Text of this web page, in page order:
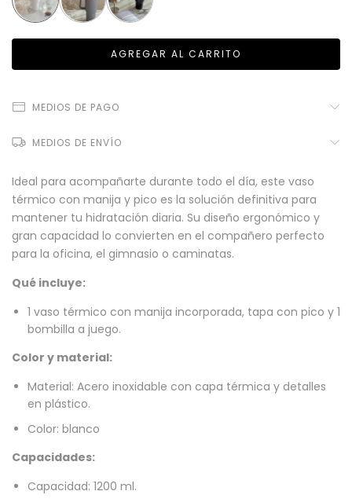
MEDIOS DE PAGO
MEDIOS DE ENVÍO
Ideal para acompañarte durante todo el día, este vaso
térmico con manija y pico es la solución definitiva para
mantener tu hidratación diaria. Su diseño ergonómico y
gran capacidad lo convierten en el compañero perfecto
para la oficina, el gimnasio o caminatas.
Qué incluye:
1 vaso térmico con manija incorporada, tapa con pico y 1
bombilla a juego.
Color y material:
Material: Acero inoxidable con capa térmica y detalles
en plástico.
Color: blanco
Capacidades:
Capacidad: 1200 ml.